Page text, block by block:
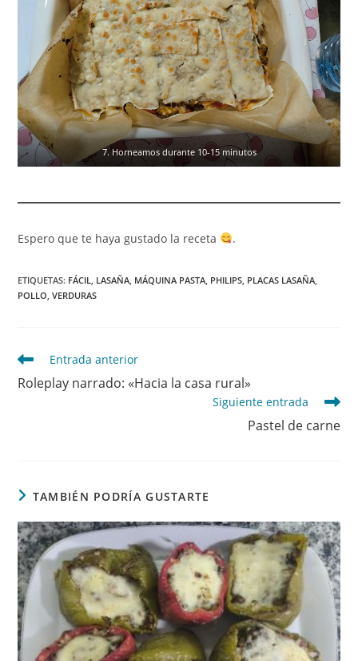
7. Horneamos durante 10-15 minutos
Espero que te haya gustado la receta .
ETIQUETAS: FÁCIL, LASAÑA, MÁQUINA PASTA, PHILIPS, PLACAS LASAÑA,
POLLO, VERDURAS
Leer
más
artículos
Entrada anterior
Roleplay narrado: «Hacia la casa rural»
Siguiente entrada
Pastel de carne
TAMBIÉN PODRÍA GUSTARTE